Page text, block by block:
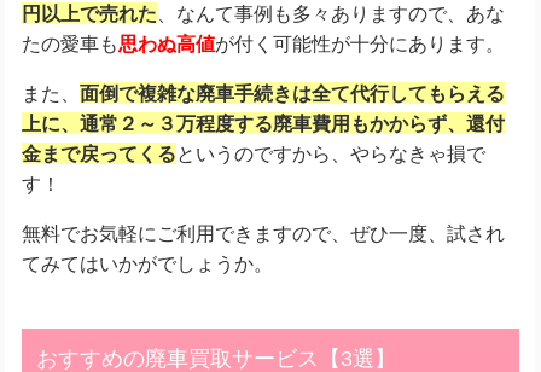
円以上で売れた 、なんて事例も多々ありますので、あな
たの愛車も思わぬ高値が付く可能性が十分にあります。
また、 面倒で複雑な廃車手続きは全て代行してもらえる
上に、 通常２～３万程度する廃車費用もかからず、還付
金まで戻ってくるというのですから、やらなきゃ損で
す！
無料でお気軽にご利用できますので、ぜひ一度、試され
てみてはいかがでしょうか。
おすすめの廃車買取サービス【3選】